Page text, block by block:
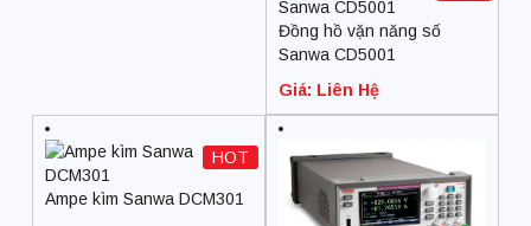
Đồng hồ vặn năng số
Sanwa CD5001
Giá: Liên Hệ
Ampe kìm Sanwa DCM301
HOT